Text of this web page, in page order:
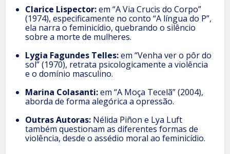
Clarice Lispector:em “A Via Crucis do Corpo”
(1974), especificamente no conto “A língua do P”,
ela narra o feminicídio, quebrando o silêncio
sobre a morte de mulheres.
Lygia Fagundes Telles:em “Venha ver o pôr do
sol” (1970), retrata psicologicamente a violência
e o domínio masculino.
Marina Colasanti:em “A Moça Tecelã” (2004),
aborda de forma alegórica a opressão.
Outras Autoras: Nélida Piñon e Lya Luft
também questionam as diferentes formas de
violência, desde o assédio moral ao feminicídio.